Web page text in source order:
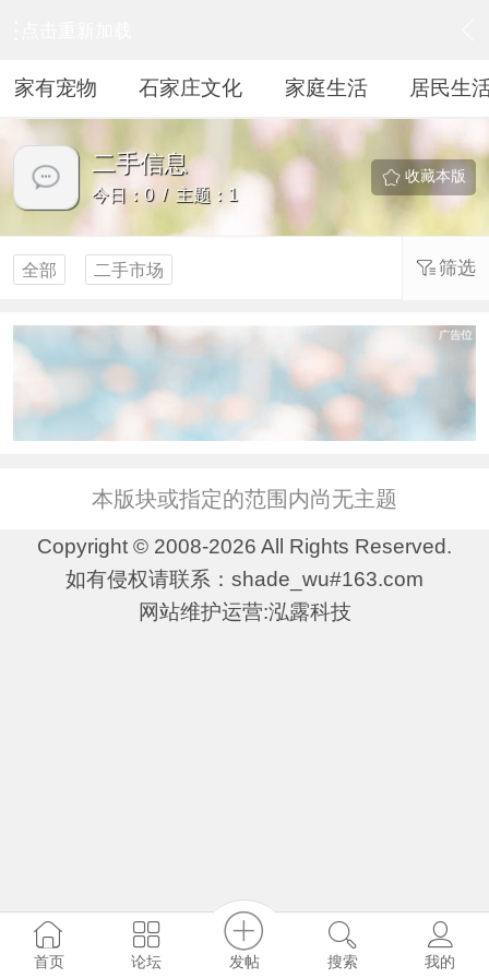
家有宠物 石家庄文化 家庭生活 居民生
二手信息
今日：0 / 主题：1
收藏本版
全部 二手市场 筛选
本版块或指定的范围内尚无主题
Copyright © 2008-2026 All Rights Reserved.
如有侵权请联系：shade_wu#163.com
网站维护运营:泓露科技
首页 论坛 发帖 搜索 我的